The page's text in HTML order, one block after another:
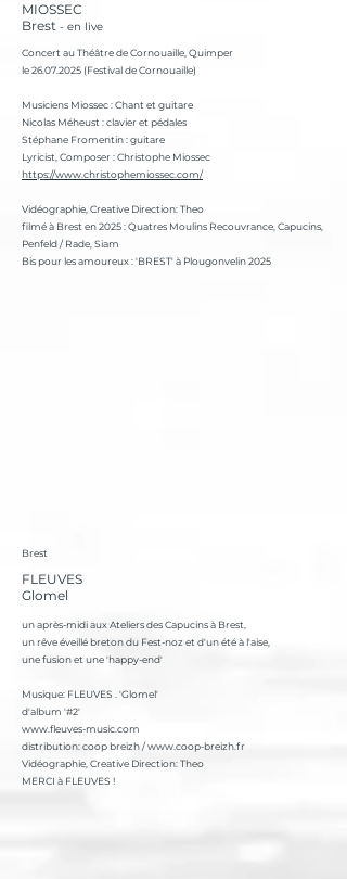
MIOSSEC
Brest - en live
Concert au Théâtre de Cornouaille, Quimper
le 26.07.2025 (Festival de Cornouaille)
Musiciens Miossec : Chant et guitare
Nicolas Méheust : clavier et pédales
Stéphane Fromentin : guitare
Lyricist, Composer : Christophe Miossec
https://www.christophemiossec.com/
Vidéographie, Creative Direction: Theo
filmé à Brest en 2025 : Quatres Moulins Recouvrance, Capucins,
Penfeld / Rade, Siam
Bis pour les amoureux : 'BREST' à Plougonvelin 2025
Brest
FLEUVES
Glomel
un après-midi aux Ateliers des Capucins à Brest,
un rêve éveillé breton du Fest-noz et d'un été à l'aise,
une fusion et une 'happy-end'
Musique: FLEUVES . 'Glomel'
d'album '#2'
www.fleuves-music.com
distribution: coop breizh / www.coop-breizh.fr
Vidéographie, Creative Direction: Theo
MERCI à FLEUVES !